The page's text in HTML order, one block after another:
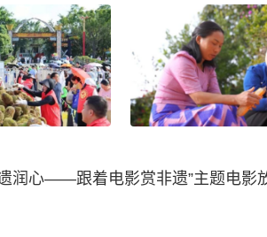
润心——跟着电影赏非遗”主题电影